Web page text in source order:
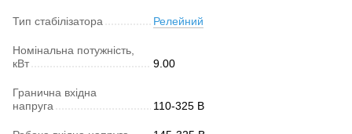
Тип стабілізатора Релейний
Номінальна потужність,
кВт
9.00
Гранична вхідна
напруга
110-325 В